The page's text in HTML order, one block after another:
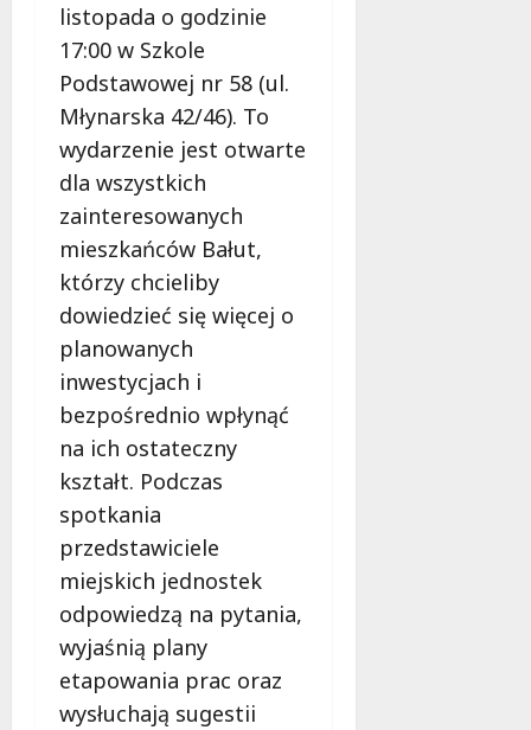
listopada o godzinie
17:00 w Szkole
Podstawowej nr 58 (ul.
Młynarska 42/46). To
wydarzenie jest otwarte
dla wszystkich
zainteresowanych
mieszkańców Bałut,
którzy chcieliby
dowiedzieć się więcej o
planowanych
inwestycjach i
bezpośrednio wpłynąć
na ich ostateczny
kształt. Podczas
spotkania
przedstawiciele
miejskich jednostek
odpowiedzą na pytania,
wyjaśnią plany
etapowania prac oraz
wysłuchają sugestii